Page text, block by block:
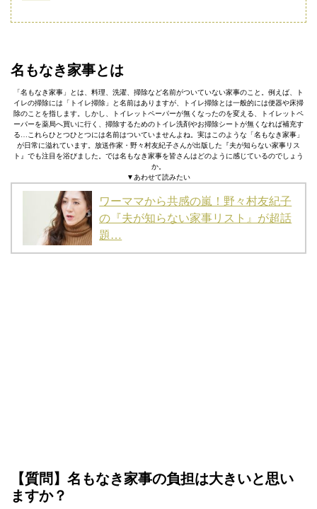
名もなき家事とは
「名もなき家事」とは、料理、洗濯、掃除など名前がついていない家事のこと。例えば、ト
イレの掃除には「トイレ掃除」と名前はありますが、トイレ掃除とは一般的には便器や床掃
除のことを指します。しかし、トイレットペーパーが無くなったのを変える、トイレットペ
ーパーを薬局へ買いに行く、掃除するためのトイレ洗剤やお掃除シートが無くなれば補充す
る…これらひとつひとつには名前はついていませんよね。実はこのような「名もなき家事」
が日常に溢れています。放送作家・野々村友紀子さんが出版した『夫が知らない家事リス
ト』でも注目を浴びました。では名もなき家事を皆さんはどのように感じているのでしょう
か。
▼あわせて読みたい
ワーママから共感の嵐！野々村友紀子
の『夫が知らない家事リスト』が超話
題…
【質問】名もなき家事の負担は大きいと思い
ますか？